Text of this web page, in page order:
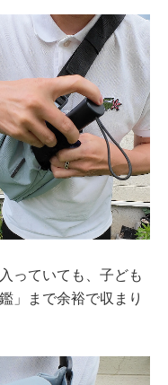
っていても、子ども
」まで余裕で収まり